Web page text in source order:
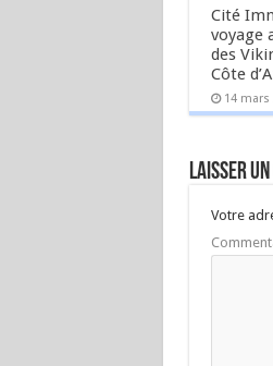
Cité
voyage
des
Côte
14 mars
Laisser
Votre